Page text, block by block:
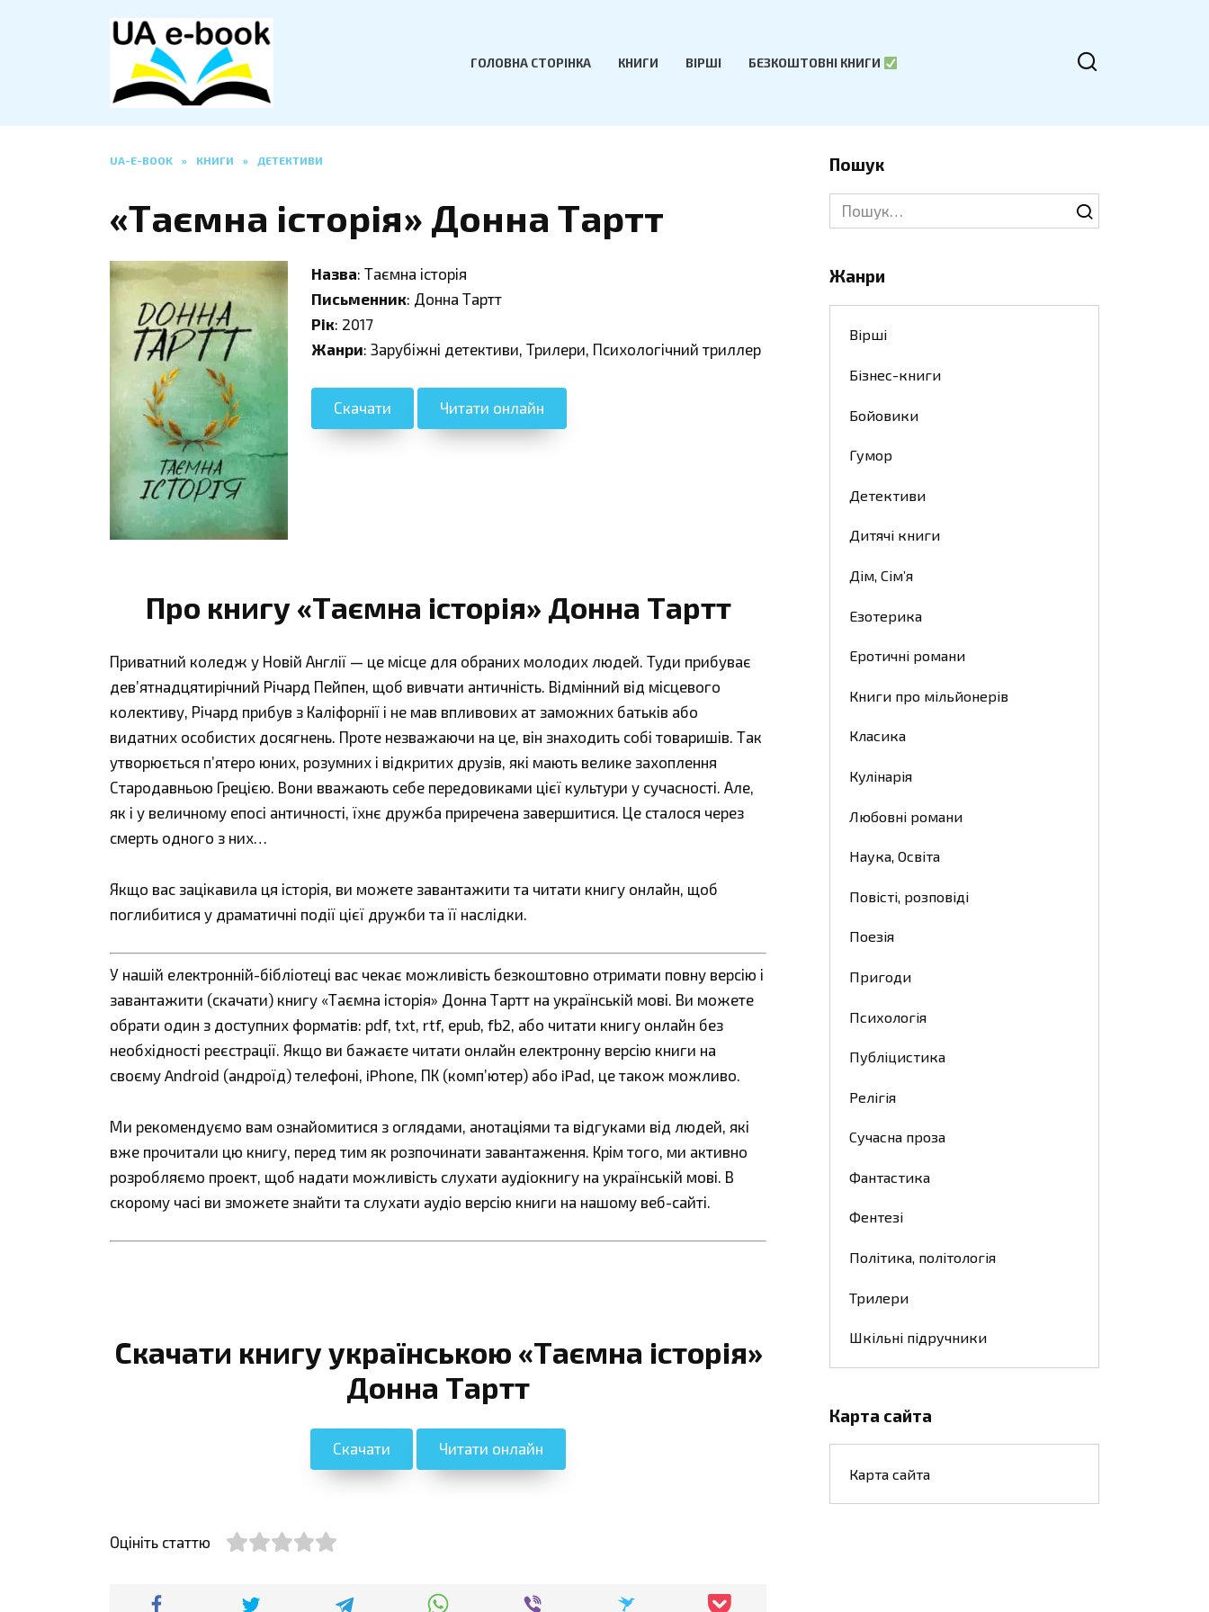
ГОЛОВНА СТОРІНКА КНИГИ ВІРШІ БЕЗКОШТОВНІ КНИГИ
UA-E-BOOK » КНИГИ » ДЕТЕКТИВИ
«Таємна історія» Донна Тартт
Назва: Таємна історія
Письменник: Донна Тартт
Рік: 2017
Жанри: Зарубіжні детективи, Трилери, Психологічний триллер
Скачати Читати онлайн
Про книгу «Таємна історія» Донна Тартт
Приватний коледж у Новій Англії — це місце для обраних молодих людей. Туди прибуває
дев’ятнадцятирічний Річард Пейпен, щоб вивчати античність. Відмінний від місцевого
колективу, Річард прибув з Каліфорнії і не мав впливових ат заможних батьків або
видатних особистих досягнень. Проте незважаючи на це, він знаходить собі товаришів. Так
утворюється п’ятеро юних, розумних і відкритих друзів, які мають велике захоплення
Стародавньою Грецією. Вони вважають себе передовиками цієї культури у сучасності. Але,
як і у величному епосі античності, їхнє дружба приречена завершитися. Це сталося через
смерть одного з них…
Якщо вас зацікавила ця історія, ви можете завантажити та читати книгу онлайн, щоб
поглибитися у драматичні події цієї дружби та її наслідки.
У нашій електронній-бібліотеці вас чекає можливість безкоштовно отримати повну версію і
завантажити (скачати) книгу «Таємна історія» Донна Тартт на українській мові. Ви можете
обрати один з доступних форматів: pdf, txt, rtf, epub, fb2, або читати книгу онлайн без
необхідності реєстрації. Якщо ви бажаєте читати онлайн електронну версію книги на
своєму Android (андроїд) телефоні, iPhone, ПК (комп’ютер) або iPad, це також можливо.
Ми рекомендуємо вам ознайомитися з оглядами, анотаціями та відгуками від людей, які
вже прочитали цю книгу, перед тим як розпочинати завантаження. Крім того, ми активно
розробляємо проект, щоб надати можливість слухати аудіокнигу на українській мові. В
скорому часі ви зможете знайти та слухати аудіо версію книги на нашому веб-сайті.
Скачати книгу українською «Таємна історія»
Донна Тартт
Скачати Читати онлайн
Оцініть статтю
Пошук
Search
for:
Жанри
Вірші
Бізнес-книги
Бойовики
Гумор
Детективи
Дитячі книги
Дім, Сім’я
Езотерика
Еротичні романи
Книги про мільйонерів
Класика
Кулінарія
Любовні романи
Наука, Освіта
Повісті, розповіді
Поезія
Пригоди
Психологія
Публіцистика
Релігія
Сучасна проза
Фантастика
Фентезі
Політика, політологія
Трилери
Шкільні підручники
Карта сайта
Карта сайта